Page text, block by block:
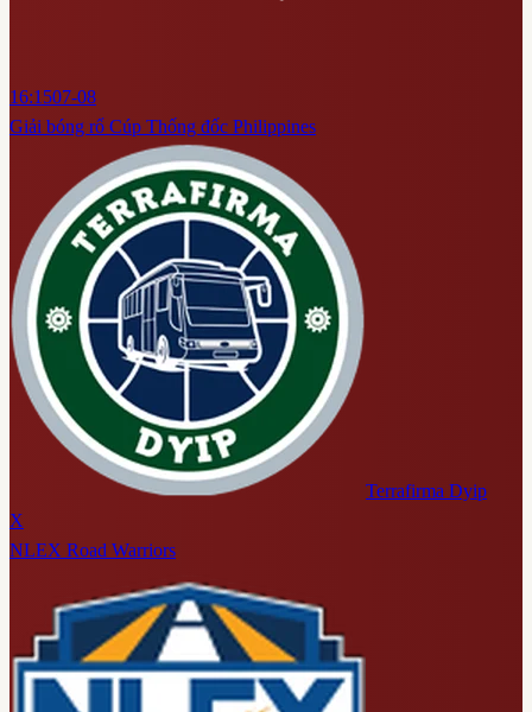
16:1507-08
Giải bóng rổ Cúp Thống đốc Philippines
Terrafirma Dyip
X
NLEX Road Warriors